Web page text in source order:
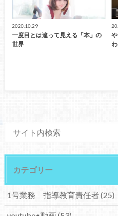
2020.10.29
一度目とは違って見える「本」の
世界
わ
カテゴリー
1号業務 指導教育責任者(25)